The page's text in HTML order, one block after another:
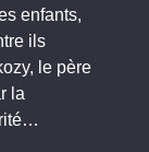
enfants,
ils
le père
la